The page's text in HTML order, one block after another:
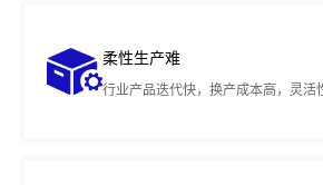
柔性生产难
行业产品迭代快，换产成本高，灵活